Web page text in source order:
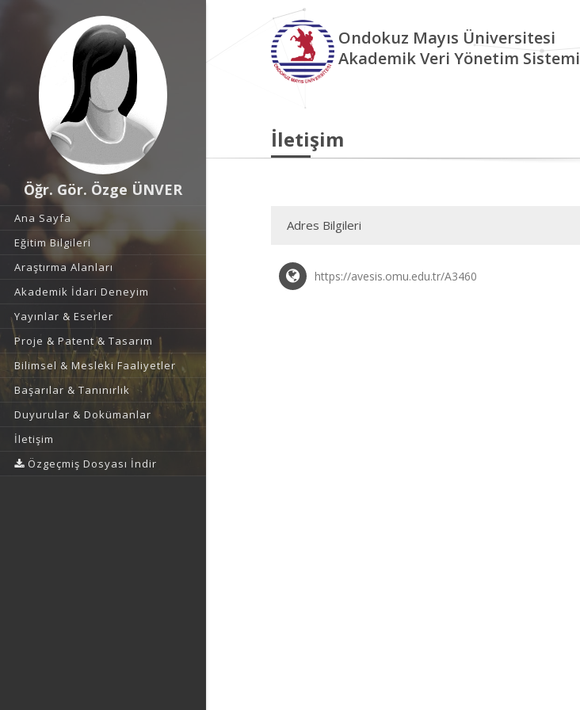
Öğr. Gör. Özge ÜNVER
Ana Sayfa
Eğitim Bilgileri
Araştırma Alanları
Akademik İdari Deneyim
Yayınlar & Eserler
Proje & Patent & Tasarım
Bilimsel & Mesleki Faaliyetler
Başarılar & Tanınırlık
Duyurular & Dokümanlar
İletişim
Özgeçmiş Dosyası İndir
Ondokuz Mayıs Üniversitesi
Akademik Veri Yönetim Sistemi
İletişim
Adres Bilgileri
https://avesis.omu.edu.tr/A3460